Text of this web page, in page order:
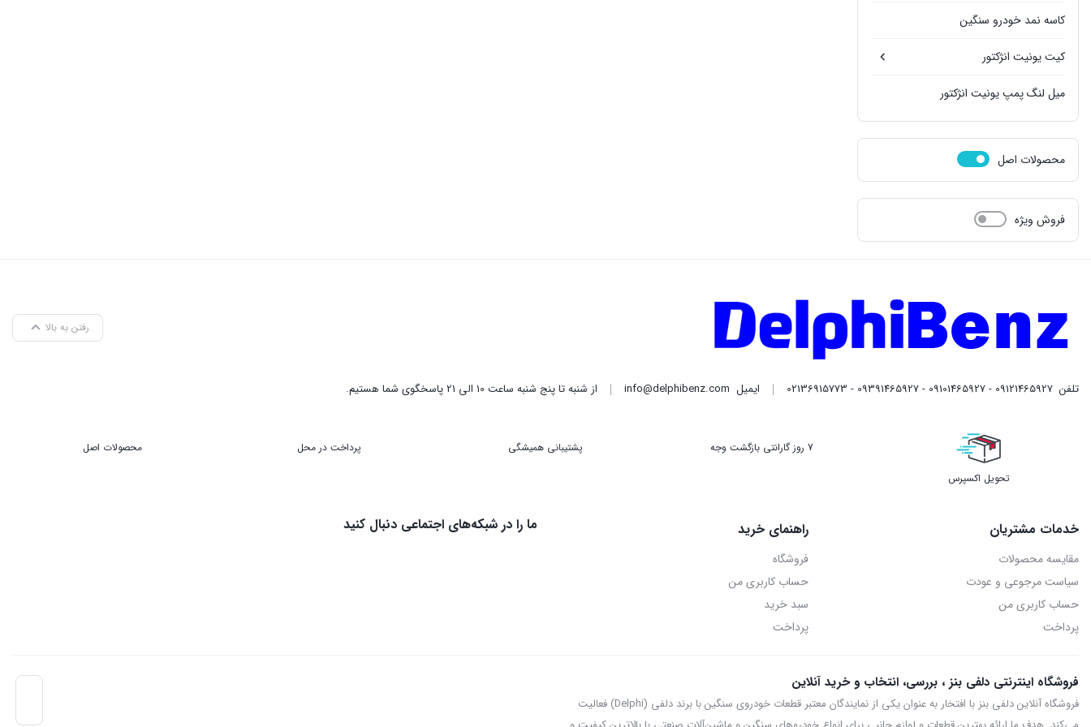
کاسه نمد خودرو سنگین
کیت یونیت انژکتور
میل لنگ پمپ یونیت انژکتور
محصولات اصل
فروش ویژه
رفتن به بالا
تلفن 09121465927 - 09101465927 - 09391465927 - 02136915773 ایمیل info@delphibenz.com از شنبه تا پنج شنبه ساعت 10 الی 21 پاسخگوی شما هستیم.
تحویل اکسپرس
7 روز گارانتی بازگشت وجه پشتیبانی همیشگی پرداخت در محل محصولات اصل
خدمات مشتریان
مقایسه محصولات
سیاست مرجوعی و عودت
حساب کاربری من
پرداخت
راهنمای خرید
فروشگاه
حساب کاربری من
سبد خرید
پرداخت
ما را در شبکه‌های اجتماعی دنبال کنید
فروشگاه اینترنتی دلفی بنز ، بررسی، انتخاب و خرید آنلاین
فروشگاه آنلاین دلفی بنز با افتخار به عنوان یکی از نمایندگان معتبر قطعات خودروی سنگین با برند دلفی (Delphi) فعالیت